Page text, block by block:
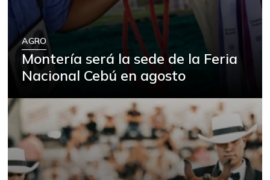
AGRO
Montería será la sede de la Feria
Nacional Cebú en agosto